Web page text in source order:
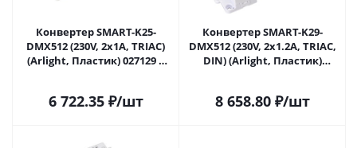
Конвертер SMART-K25-
DMX512 (230V, 2x1A, TRIAC)
(Arlight, Пластик) 027129 в
6 722.35₽/шт
Конвертер SMART-K29-
DMX512 (230V, 2x1.2A, TRIAC,
DIN) (Arlight, Пластик)
8 658.80₽/шт